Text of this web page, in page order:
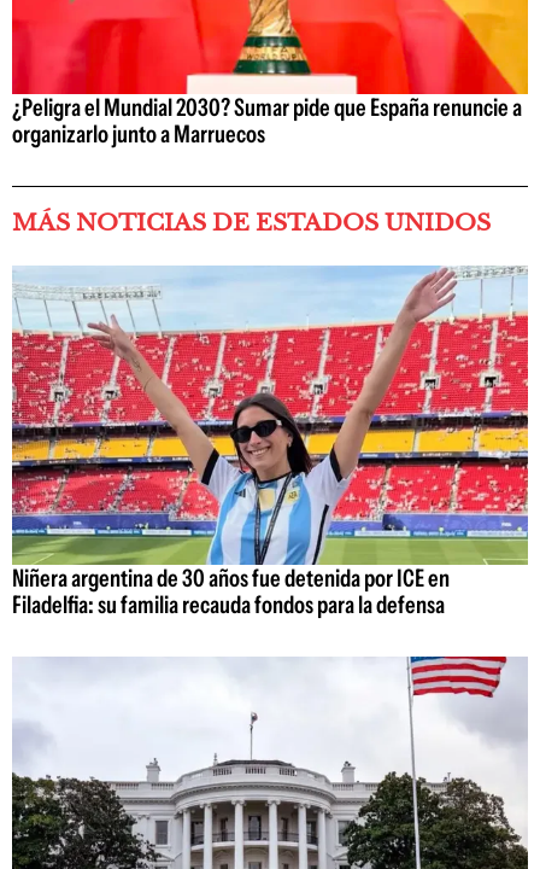
¿Peligra el Mundial 2030? Sumar pide que España renuncie a
organizarlo junto a Marruecos
MÁS NOTICIAS DE ESTADOS UNIDOS
Niñera argentina de 30 años fue detenida por ICE en
Filadelfia: su familia recauda fondos para la defensa